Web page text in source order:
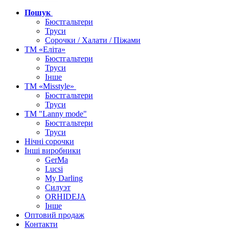
Пошук
Бюстгальтери
Труси
Сорочки / Халати / Піжами
ТМ «Еліта»
Бюстгальтери
Труси
Інше
ТМ «Misstyle»
Бюстгальтери
Труси
ТМ "Lanny mode"
Бюстгальтери
Труси
Нічні сорочки
Інші виробники
GerMa
Lucsi
My Darling
Силуэт
ORHIDEJA
Інше
Оптовий продаж
Контакти